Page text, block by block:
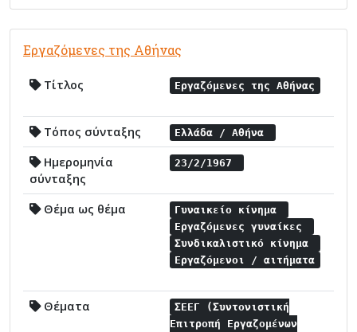
Εργαζόμενες της Αθήνας
Τίτλος Εργαζόμενες της Αθήνας
Τόπος σύνταξης Ελλάδα / Αθήνα
Ημερομηνία
σύνταξης
23/2/1967
Θέμα ως θέμα
Γυναικείο κίνημα
Εργαζόμενες γυναίκες
Συνδικαλιστικό κίνημα
Εργαζόμενοι / αιτήματα
Θέματα
ΣΕΕΓ (Συντονιστική
Επιτροπή Εργαζομένων